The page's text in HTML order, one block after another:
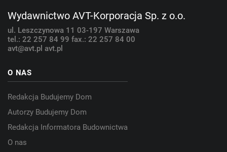
Wydawnictwo AVT-Korporacja Sp. z o.o.
ul. Leszczynowa 11 03-197 Warszawa
tel.: 22 257 84 99 fax.: 22 257 84 00
avt@avt.pl avt.pl
O NAS
Redakcja Budujemy Dom
Autorzy Budujemy Dom
Redakcja Informatora Budownictwa
O nas